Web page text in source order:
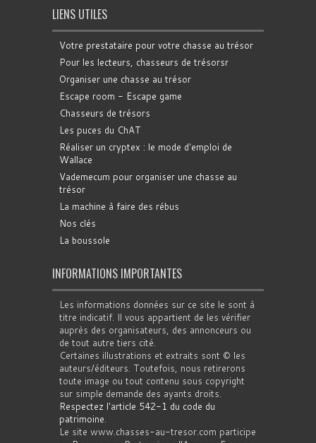
LIENS UTILES
Votre prestataire pour votre chasse au trésor
Pour les lecteurs, chasseurs de trésorsr
Organiser une chasse au trésor
Escape room - Escape game
Chasseurs de trésors
Les puces du ChAT
Réaliser un cryptex : le mode d'emploi de
Wallace
Vademecum pour organiser une chasse au
trésor
La machine à faire des rébus
Nos clés
La boussole
INFORMATIONS IMPORTANTES
Les informations données sur ce site le sont à
titre indicatif. Il vous appartient de les vérifier
auprès des organisateurs, des annonceurs ou
de tout autre tiers cité.
Certaines illustrations et extraits sont © les
auteurs/éditeurs. Toutefois, nous retirerons
toute image ou tout contenu sous copyright
sur simple demande des ayants droits.
Respectez l'article 542-1 du code du
patrimoine.
Le site www.chasses-au-tresor.com participe